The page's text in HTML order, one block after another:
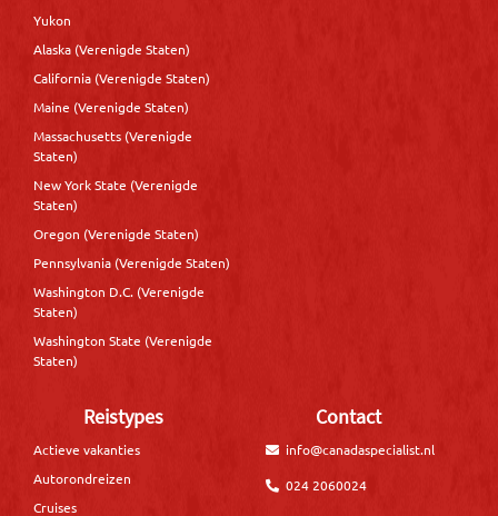
Yukon
Alaska (Verenigde Staten)
California (Verenigde Staten)
Maine (Verenigde Staten)
Massachusetts (Verenigde
Staten)
New York State (Verenigde
Staten)
Oregon (Verenigde Staten)
Pennsylvania (Verenigde Staten)
Washington D.C. (Verenigde
Staten)
Washington State (Verenigde
Staten)
Reistypes
Actieve vakanties
Autorondreizen
Cruises
Contact
info@canadaspecialist.nl
024 2060024